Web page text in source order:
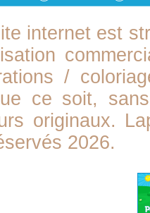
internet est
/
ce soit,
originaux.
2026.